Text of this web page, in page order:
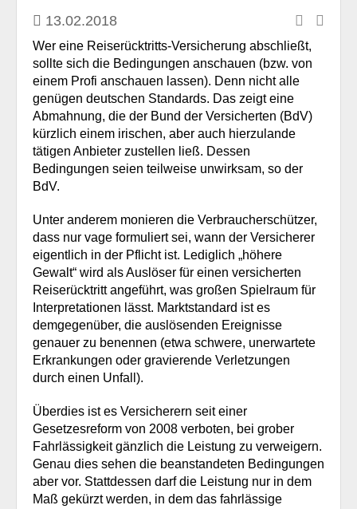
13.02.2018
Wer eine Reiserücktritts-Versicherung abschließt,
sollte sich die Bedingungen anschauen (bzw. von
einem Profi anschauen lassen). Denn nicht alle
genügen deutschen Standards. Das zeigt eine
Abmahnung, die der Bund der Versicherten (BdV)
kürzlich einem irischen, aber auch hierzulande
tätigen Anbieter zustellen ließ. Dessen
Bedingungen seien teilweise unwirksam, so der
BdV.
Unter anderem monieren die Verbraucherschützer,
dass nur vage formuliert sei, wann der Versicherer
eigentlich in der Pflicht ist. Lediglich „höhere
Gewalt“ wird als Auslöser für einen versicherten
Reiserücktritt angeführt, was großen Spielraum für
Interpretationen lässt. Marktstandard ist es
demgegenüber, die auslösenden Ereignisse
genauer zu benennen (etwa schwere, unerwartete
Erkrankungen oder gravierende Verletzungen
durch einen Unfall).
Überdies ist es Versicherern seit einer
Gesetzesreform von 2008 verboten, bei grober
Fahrlässigkeit gänzlich die Leistung zu verweigern.
Genau dies sehen die beanstandeten Bedingungen
aber vor. Stattdessen darf die Leistung nur in dem
Maß gekürzt werden, in dem das fahrlässige